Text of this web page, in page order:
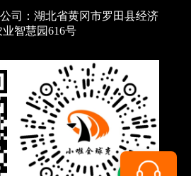
司：湖北省黄冈市罗田县经济
智慧园616号